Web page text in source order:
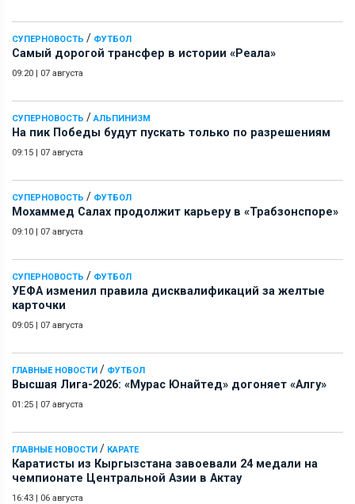
СУПЕРНОВОСТЬ / ФУТБОЛ
Самый дорогой трансфер в истории «Реала»
09:20 | 07 августа
СУПЕРНОВОСТЬ / АЛЬПИНИЗМ
На пик Победы будут пускать только по разрешениям
09:15 | 07 августа
СУПЕРНОВОСТЬ / ФУТБОЛ
Мохаммед Салах продолжит карьеру в «Трабзонспоре»
09:10 | 07 августа
СУПЕРНОВОСТЬ / ФУТБОЛ
УЕФА изменил правила дисквалификаций за желтые
карточки
09:05 | 07 августа
ГЛАВНЫЕ НОВОСТИ / ФУТБОЛ
Высшая Лига-2026: «Мурас Юнайтед» догоняет «Алгу»
01:25 | 07 августа
ГЛАВНЫЕ НОВОСТИ / КАРАТЕ
Каратисты из Кыргызстана завоевали 24 медали на
чемпионате Центральной Азии в Актау
16:43 | 06 августа